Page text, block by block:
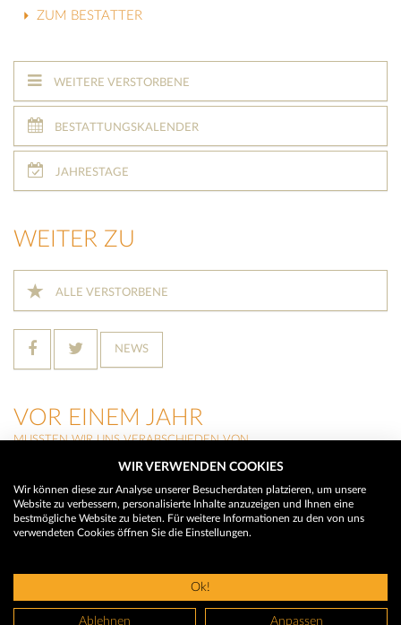
ZUM BESTATTER
WEITERE VERSTORBENE
BESTATTUNGSKALENDER
JAHRESTAGE
WEITER ZU
ALLE VERSTORBENE
NEWS
VOR EINEM JAHR
MUSSTEN WIR UNS VERABSCHIEDEN VON
HILDEGARD BUCHEGGER
(Trins)
THERESIA RAINER
(Neustift im Stubaital)
© 2026 Trauerhilfe - Das Trauerportal
WIR VERWENDEN COOKIES
Wir können diese zur Analyse unserer Besucherdaten platzieren, um unsere
Website zu verbessern, personalisierte Inhalte anzuzeigen und Ihnen eine
bestmögliche Website zu bieten. Für weitere Informationen zu den von uns
verwendeten Cookies öffnen Sie die Einstellungen.
Ok!
Ablehnen Anpassen